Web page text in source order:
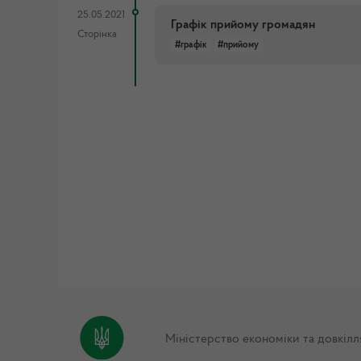
25.05.2021
Сторінка
Графік прийому громадян
#графік #прийому
Міністерство економіки та